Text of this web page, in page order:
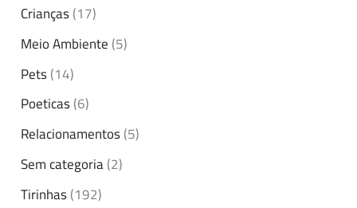
Crianças(17)
Meio Ambiente(5)
Pets(14)
Poeticas(6)
Relacionamentos(5)
Sem categoria(2)
Tirinhas(192)